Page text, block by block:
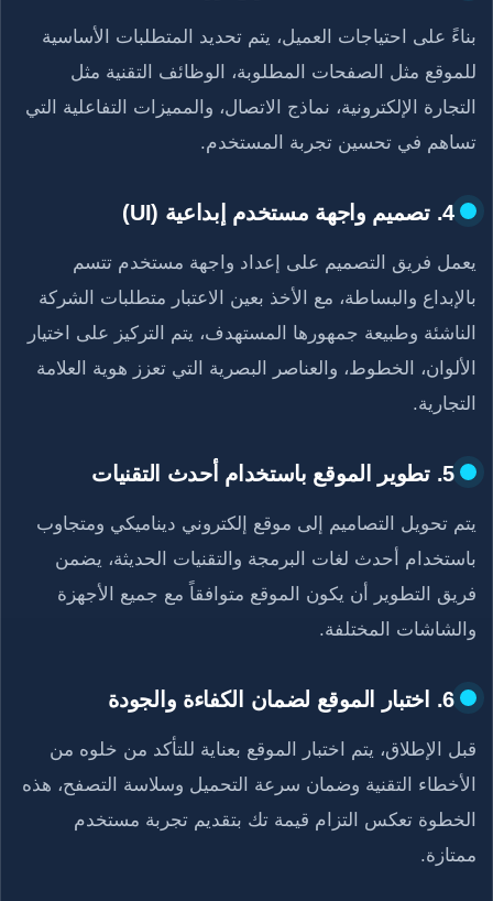
بناءً على احتياجات العميل، يتم تحديد المتطلبات الأساسية
للموقع مثل الصفحات المطلوبة، الوظائف التقنية مثل
التجارة الإلكترونية، نماذج الاتصال، والمميزات التفاعلية التي
تساهم في تحسين تجربة المستخدم.
4. تصميم واجهة مستخدم إبداعية (UI)
يعمل فريق التصميم على إعداد واجهة مستخدم تتسم
بالإبداع والبساطة، مع الأخذ بعين الاعتبار متطلبات الشركة
الناشئة وطبيعة جمهورها المستهدف، يتم التركيز على اختيار
الألوان، الخطوط، والعناصر البصرية التي تعزز هوية العلامة
التجارية.
5. تطوير الموقع باستخدام أحدث التقنيات
يتم تحويل التصاميم إلى موقع إلكتروني ديناميكي ومتجاوب
باستخدام أحدث لغات البرمجة والتقنيات الحديثة، يضمن
فريق التطوير أن يكون الموقع متوافقاً مع جميع الأجهزة
والشاشات المختلفة.
6. اختبار الموقع لضمان الكفاءة والجودة
قبل الإطلاق، يتم اختبار الموقع بعناية للتأكد من خلوه من
الأخطاء التقنية وضمان سرعة التحميل وسلاسة التصفح، هذه
الخطوة تعكس التزام قيمة تك بتقديم تجربة مستخدم
ممتازة.